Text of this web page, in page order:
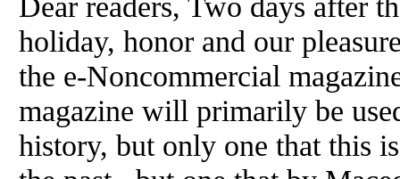
holiday, honor and our
the e-Noncommercial
magazine will primarily be
history, but only one that this